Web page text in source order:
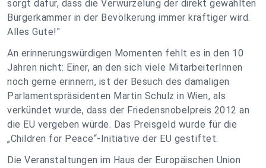
sorgt dafür, dass die Verwurzelung der direkt gewählten
Bürgerkammer in der Bevölkerung immer kräftiger wird.
Alles Gute!"
An erinnerungswürdigen Momenten fehlt es in den 10
Jahren nicht: Einer, an den sich viele MitarbeiterInnen
noch gerne erinnern, ist der Besuch des damaligen
Parlamentspräsidenten Martin Schulz in Wien, als
verkündet wurde, dass der Friedensnobelpreis 2012 an
die EU vergeben würde. Das Preisgeld wurde für die
„Children for Peace“-Initiative der EU gestiftet.
Die Veranstaltungen im Haus der Europäischen Union